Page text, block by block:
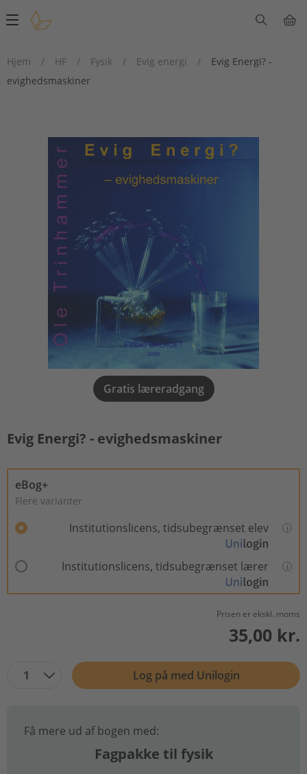
Main
Hjem
/ HF / Fysik / Evig energi /
Evig Energi? -
evighedsmaskiner
Gratis læreradgang
Evig Energi? - evighedsmaskiner
eBog+
Flere varianter
Institutionslicens, tidsubegrænset elev
Institutionslicens, tidsubegrænset lærer
Prisen er ekskl. moms
35,00 kr.
1 Log på med Unilogin
Få mere ud af bogen med:
Fagpakke til fysik